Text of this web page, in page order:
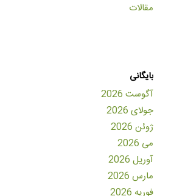
مقالات
بایگانی
آگوست 2026
جولای 2026
ژوئن 2026
می 2026
آوریل 2026
مارس 2026
فوریه 2026